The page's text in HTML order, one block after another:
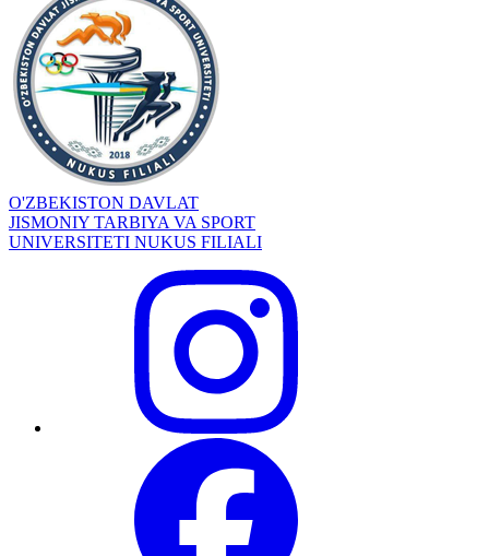
O'ZBEKISTON DAVLAT
JISMONIY TARBIYA VA SPORT
UNIVERSITETI NUKUS FILIALI